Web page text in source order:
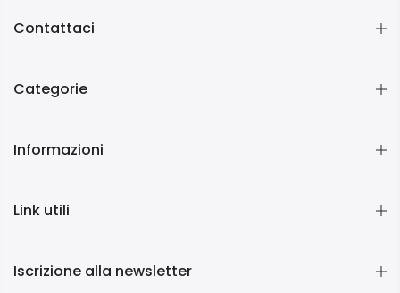
Contattaci
Categorie
Informazioni
Link utili
Iscrizione alla newsletter